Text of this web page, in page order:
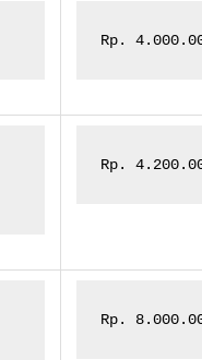
Rp.
Rp.
Rp.